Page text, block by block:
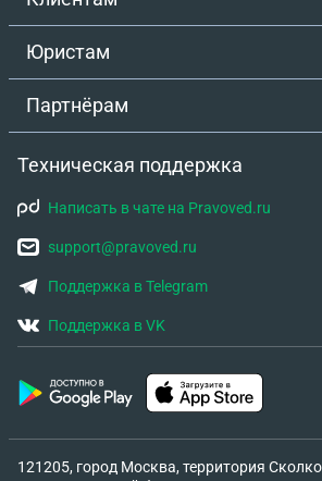
Юристам
Партнёрам
Техническая поддержка
Написать в чате на Pravoved.ru
support@pravoved.ru
Поддержка в Telegram
Поддержка в VK
121205, город Москва, территория